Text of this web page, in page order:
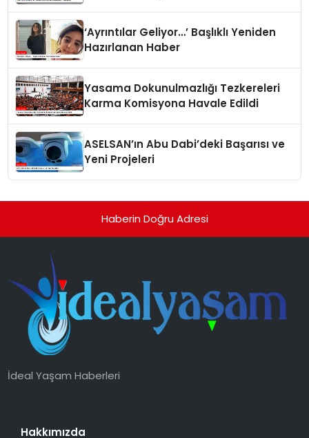
‘Ayrıntılar Geliyor…’ Başlıklı Yeniden
Hazırlanan Haber
Yasama Dokunulmazlığı Tezkereleri
Karma Komisyona Havale Edildi
ASELSAN’ın Abu Dabi’deki Başarısı ve
Yeni Projeleri
Haberin Doğru Adresi
İdeal Yaşam Haberleri
Hakkımızda